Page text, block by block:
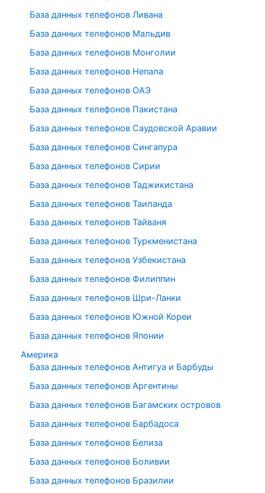
База данных телефонов Ливана
База данных телефонов Мальдив
База данных телефонов Монголии
База данных телефонов Непала
База данных телефонов ОАЭ
База данных телефонов Пакистана
База данных телефонов Саудовской Аравии
База данных телефонов Сингапура
База данных телефонов Сирии
База данных телефонов Таджикистана
База данных телефонов Таиланда
База данных телефонов Тайваня
База данных телефонов Туркменистана
База данных телефонов Узбекистана
База данных телефонов Филиппин
База данных телефонов Шри-Ланки
База данных телефонов Южной Кореи
База данных телефонов Японии
Америка
База данных телефонов Антигуа и Барбуды
База данных телефонов Аргентины
База данных телефонов Багамских островов
База данных телефонов Барбадоса
База данных телефонов Белиза
База данных телефонов Боливии
База данных телефонов Бразилии